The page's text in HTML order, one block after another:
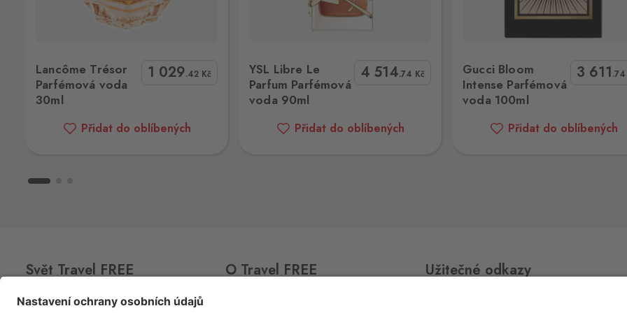
Hraniční přechod Rozvadov, Rozvadov,
348 07
Rožany
Sohland
407 77
2 ks
Strážný
Philippsreut
Svatý Kříž 1
Waldsassen 1
Svatý Kříž 363, Cheb - Háje,
3 ks
Lancôme Trésor
Parfémová voda
30ml
1 029.42 Kč
Přidat do oblíbených
YSL Libre Le
Parfum Parfémová
voda 90ml
4 514.74 Kč
Přidat do oblíbených
Gucci Bloom
Intense Parfémová
voda 100ml
3 611.74
Přidat do oblíbených
Svět Travel FREE
CLUBCARD
O Travel FREE Užitečné odkazy